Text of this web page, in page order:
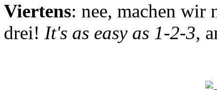
Viertens: nee, machen wir
drei! It's as easy as 1-2-3,